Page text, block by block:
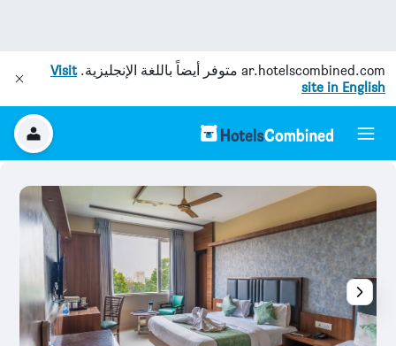
ar.hotelscombined.com متوفر أيضاً باللغة الإنجليزية.Visit
site in English